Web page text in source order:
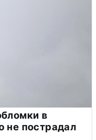
в
не пострадал